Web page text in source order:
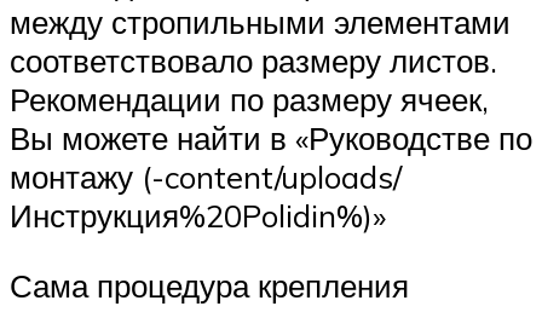
между стропильными элементами
соответствовало размеру листов.
Рекомендации по размеру ячеек,
Вы можете найти в «Руководстве по
монтажу (-content/uploads/
Инструкция%20Polidin%)»
Сама процедура крепления